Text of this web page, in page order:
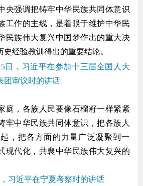
央强调把铸牢中华民族共同体意识
工作的主线，是着眼于维护中华民
民族伟大复兴中国梦作出的重大决
经验教训得出的重要结论。
，习近平在参加十三届全国人大
团审议时的讲话
庭，各族人民要像石榴籽一样紧紧
牢中华民族共同体意识，把各族人
，把各方面的力量广泛凝聚到一
现代化，共襄中华民族伟大复兴的
近平在宁夏考察时的讲话